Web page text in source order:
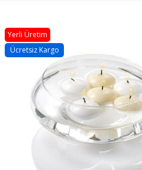
Yerli Üretim
Ücretsiz Kargo